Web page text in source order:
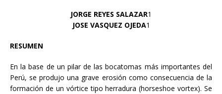
JORGE REYES SALAZAR1
JOSE VASQUEZ OJEDA1
RESUMEN
En la base de un pilar de las bocatomas más importantes del
Perú, se produjo una grave erosión como consecuencia de la
formación de un vórtice tipo herradura (horseshoe vortex). Se